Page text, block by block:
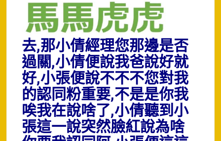
去,那小倩經理您那邊是否
過關,小倩便說我爸說好就
好,小張便說不不不您對我
的認同粉重要,不是是你我
唉我在說啥了,小倩聽到小
張這一說突然臉紅說為啥